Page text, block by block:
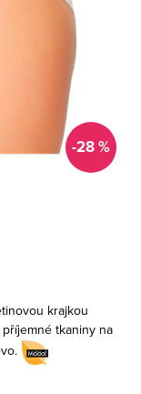
-28 %
krajkou
tkaniny na